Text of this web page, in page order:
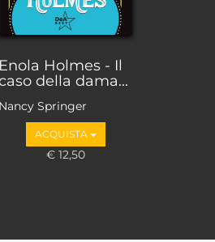
Enola Holmes - Il
della dama...
Nancy Springer
ACQUISTA
€ 12,50